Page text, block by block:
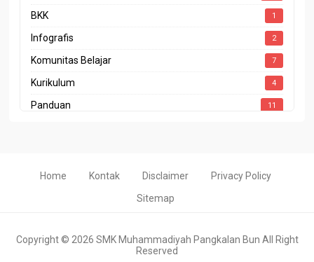
BKK 1
Infografis 2
Komunitas Belajar 7
Kurikulum 4
Panduan 11
Program Sekolah
Home Kontak Disclaimer
Privacy Policy
Sitemap
Copyright © 2026 SMK Muhammadiyah Pangkalan Bun All Right
Reserved